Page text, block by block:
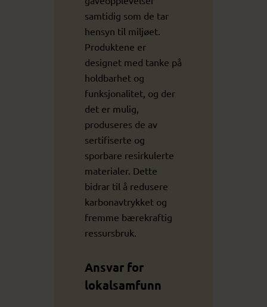
samtidig som de tar
hensyn til miljøet.
Produktene er
designet med tanke på
holdbarhet og
funksjonalitet, og der
det er mulig,
produseres de av
sertifiserte og
sporbare resirkulerte
materialer. Dette
bidrar til å redusere
karbonavtrykket og
fremme bærekraftig
ressursbruk.
Ansvar for
lokalsamfunn